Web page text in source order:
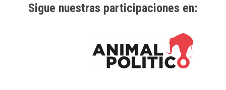
Sigue nuestras participaciones en: